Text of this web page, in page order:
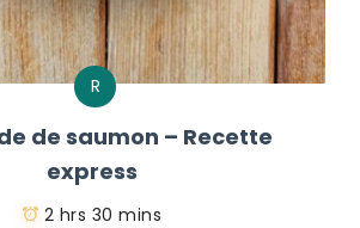
R
de saumon – Recette
express
2 hrs 30 mins